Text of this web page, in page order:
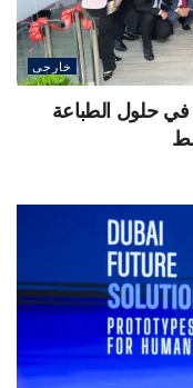
خارجى
في حلول الطباعة